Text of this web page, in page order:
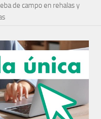
de campo en rehalas y